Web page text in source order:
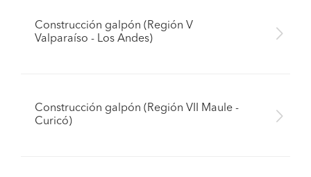
Construcción galpón (Región V
Valparaíso - Los Andes)
Construcción galpón (Región VII Maule -
Curicó)